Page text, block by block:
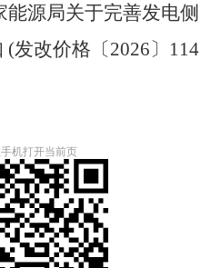
能源局关于完善发电侧
发改价格〔2026〕114
机打开当前页